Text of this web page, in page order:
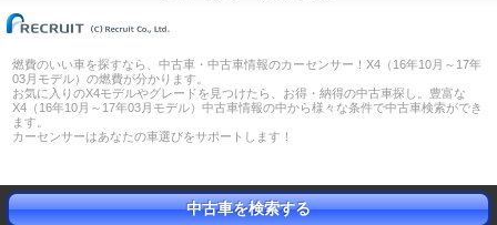
燃費のいい車を探すなら、中古車・中古車情報のカーセンサー！X4（16年10月～17年
03月モデル）の燃費が分かります。
お気に入りのX4モデルやグレードを見つけたら、お得・納得の中古車探し。豊富な
X4（16年10月～17年03月モデル）中古車情報の中から様々な条件で中古車検索ができ
ます。
カーセンサーはあなたの車選びをサポートします！
中古車を検索する